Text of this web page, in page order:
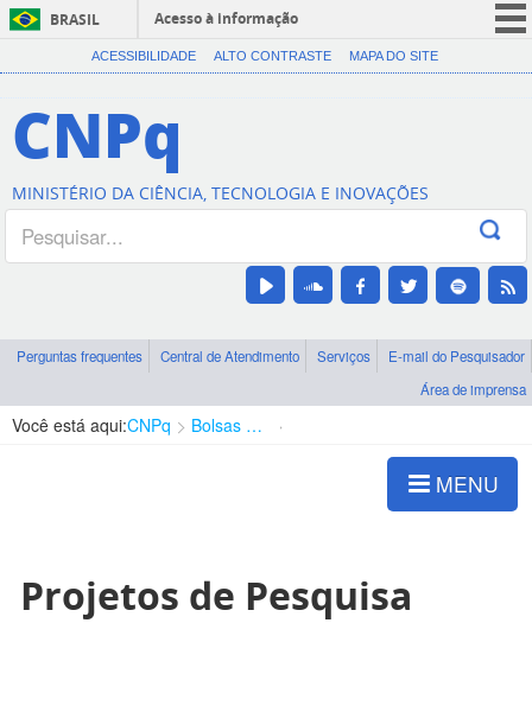
BRASIL
Acesso à informação
CORONAVÍRUS (COVID-19)
Canais
ACESSIBILIDADE ALTO CONTRASTE MAPA DO SITE
CNPq
MINISTÉRIO DA CIÊNCIA, TECNOLOGIA E INOVAÇÕES
Perguntas frequentes Central de Atendimento Serviços
E-mail do Pesquisador
Área de imprensa
Você está aqui:CNPq Bolsas e Auxílios Vigentes
MENU
Projetos de Pesquisa